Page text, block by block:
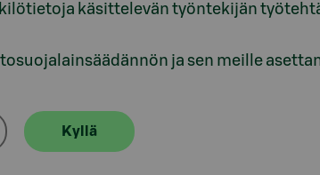
käsittelevän työntekijän
ja sen meille
Kyllä